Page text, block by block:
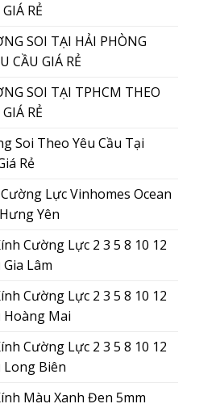
RẺ
SOI TẠI HẢI PHÒNG
CẦU GIÁ RẺ
SOI TẠI TPHCM THEO
RẺ
Soi Theo Yêu Cầu Tại
Rẻ
Lực Vinhomes Ocean
Yên
Cường Lực 2 3 5 8 10 12
Lâm
Cường Lực 2 3 5 8 10 12
Hoàng Mai
Cường Lực 2 3 5 8 10 12
Long Biên
Màu Xanh Đen 5mm